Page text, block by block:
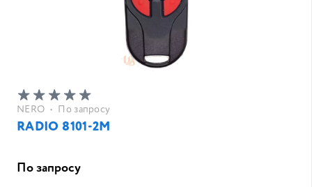
NERO • По запросу
RADIO 8101-2M
По запросу